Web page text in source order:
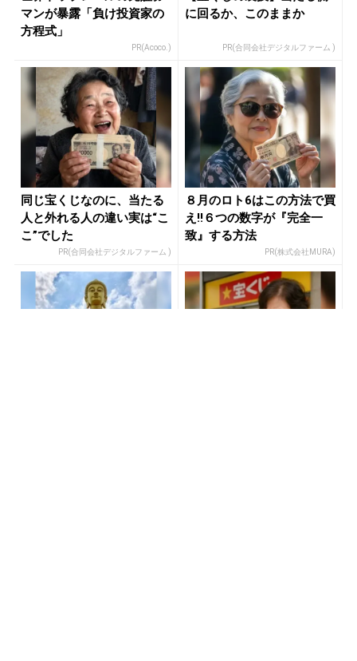
マンが暴露「負け投資家の
方程式」
PR(Acoco.)
に回るか、このままか
PR(合同会社デジタルファーム )
同じ宝くじなのに、当たる
人と外れる人の違い実は“こ
こ”でした
PR(合同会社デジタルファーム )
８月のロト6はこの方法で買
え!!６つの数字が『完全一
致』する方法
PR(株式会社MURA)